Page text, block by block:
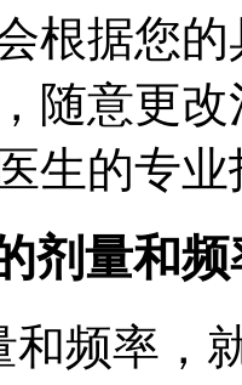
根据您
随意更
生的专
剂量和
和频率，